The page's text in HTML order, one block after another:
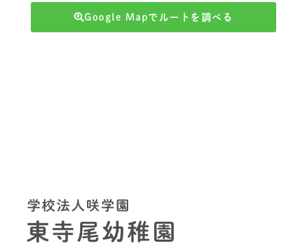
Google Mapでルートを調べる